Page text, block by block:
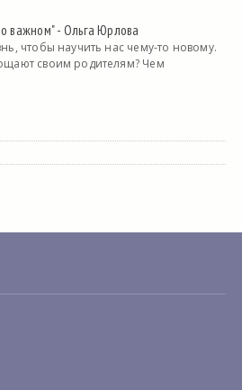
важном" - Ольга Юрлова
чтобы научить нас чему-то новому.
своим родителям? Чем